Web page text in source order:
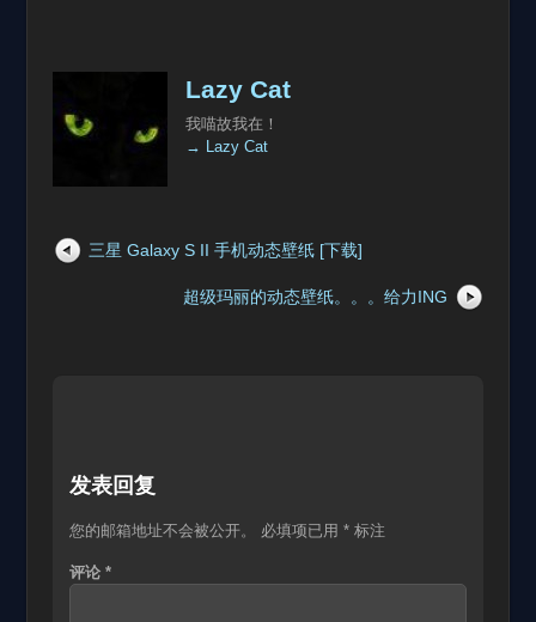
Lazy Cat
我喵故我在！
→ Lazy Cat
三星 Galaxy S II 手机动态壁纸 [下载]
超级玛丽的动态壁纸。。。给力ING
发表回复
您的邮箱地址不会被公开。 必填项已用 *标注
评论 *